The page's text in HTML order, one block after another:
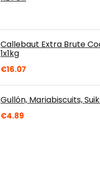
Callebaut Extra Brute
1x1kg
€16.07
Gullón, Mariabiscuits,
€4.89